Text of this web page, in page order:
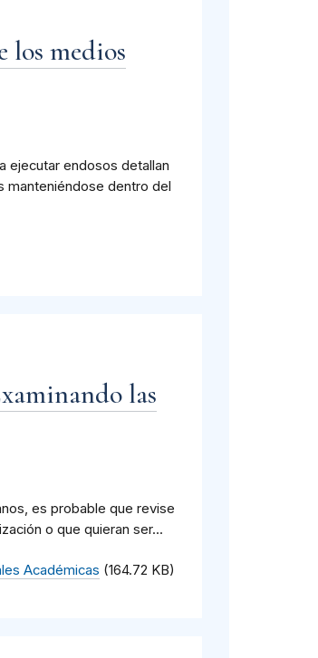
los medios
ejecutar endosos detallan
manteniéndose dentro del
las
es probable que revise
o que quieran ser...
Académicas (164.72 KB)